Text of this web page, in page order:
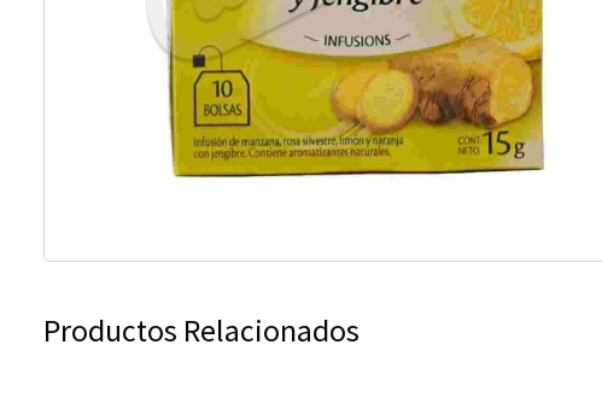
Productos Relacionados